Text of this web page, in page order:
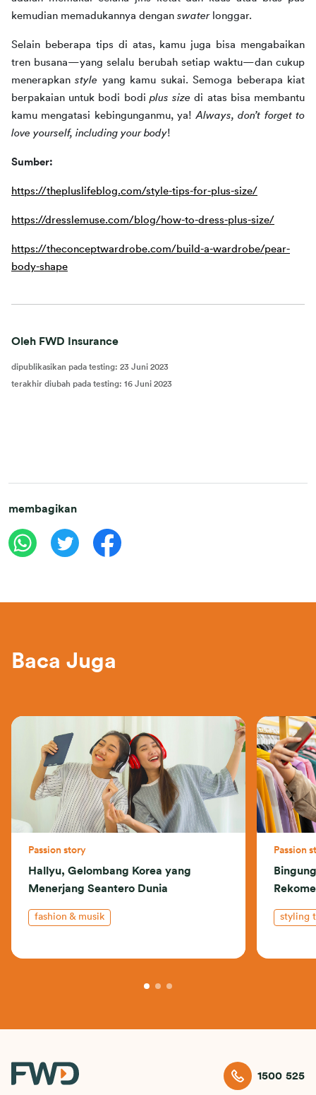
kemudian memadukannya dengan swater longgar.
Selain beberapa tips di atas, kamu juga bisa mengabaikan
tren busana—yang selalu berubah setiap waktu—dan cukup
menerapkan style yang kamu sukai. Semoga beberapa kiat
berpakaian untuk bodi bodi plus size di atas bisa membantu
kamu mengatasi kebingunganmu, ya! Always, don’t forget to
love yourself, including your body!
Sumber:
https://thepluslifeblog.com/style-tips-for-plus-size/
https://dresslemuse.com/blog/how-to-dress-plus-size/
https://theconceptwardrobe.com/build-a-wardrobe/pear-
body-shape
Oleh FWD Insurance
dipublikasikan pada testing: 23 Juni 2023
terakhir diubah pada testing: 16 Juni 2023
membagikan
Baca Juga
Passion story
Hallyu, Gelombang Korea yang
Menerjang Seantero Dunia
fashion & musik
Passion
styling
1500 525